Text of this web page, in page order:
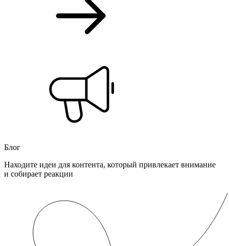
Блог
Находите идеи для контента, который привлекает внимание
и собирает реакции